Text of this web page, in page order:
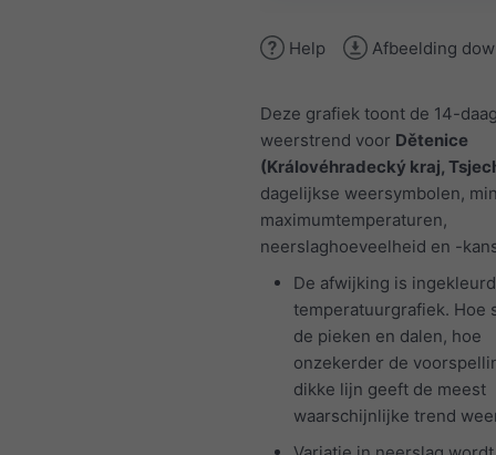
Help Afbeelding
Deze grafiek toont de 14-
weerstrend voor Dětenice
(Královéhradecký kraj,
dagelijkse weersymbolen,
maximumtemperaturen,
neerslaghoeveelheid en -
De afwijking is
temperatuurgrafiek. Hoe
de pieken en dalen, hoe
onzekerder de
dikke lijn geeft de meest
waarschijnlijke trend